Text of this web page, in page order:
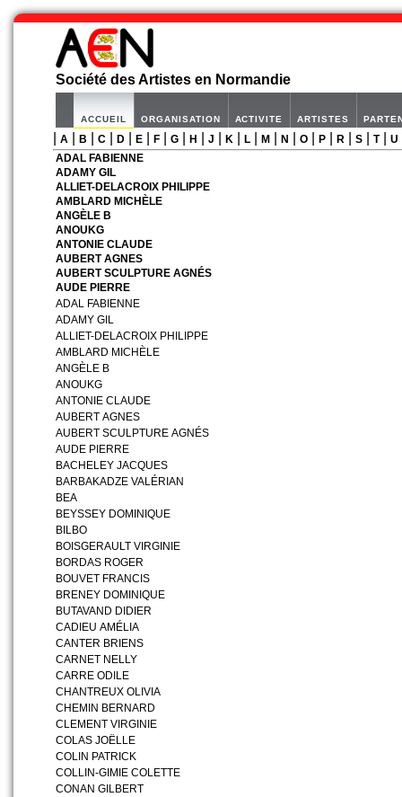
Société des Artistes en Normandie
ACCUEIL ORGANISATION ACTIVITE ARTISTES
A B C| D| E| F| G| H J K L| M| N O| P| R S| T| U
ADAL FABIENNE
ADAMY GIL
ALLIET-DELACROIX PHILIPPE
AMBLARD MICHÈLE
ANGÈLE B
ANOUKG
ANTONIE CLAUDE
AUBERT AGNES
AUBERT SCULPTURE AGNÉS
AUDE PIERRE
ADAL FABIENNE
ADAMY GIL
ALLIET-DELACROIX PHILIPPE
AMBLARD MICHÈLE
ANGÈLE B
ANOUKG
ANTONIE CLAUDE
AUBERT AGNES
AUBERT SCULPTURE AGNÉS
AUDE PIERRE
BACHELEY JACQUES
BARBAKADZE VALÉRIAN
BEA
BEYSSEY DOMINIQUE
BILBO
BOISGERAULT VIRGINIE
BORDAS ROGER
BOUVET FRANCIS
BRENEY DOMINIQUE
BUTAVAND DIDIER
CADIEU AMÉLIA
CANTER BRIENS
CARNET NELLY
CARRE ODILE
CHANTREUX OLIVIA
CHEMIN BERNARD
CLEMENT VIRGINIE
COLAS JOËLLE
COLIN PATRICK
COLLIN-GIMIE COLETTE
CONAN GILBERT